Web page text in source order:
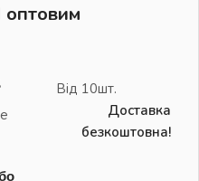
Від 10шт.
Доставка
безкоштовна!